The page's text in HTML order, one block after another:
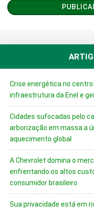
Crise energética no
infraestrutura da Enel e
Cidades sufocadas pelo
arborização em massa a
aquecimento global
A Chevrolet domina o
enfrentando os altos
consumidor brasileiro
Sua privacidade está em